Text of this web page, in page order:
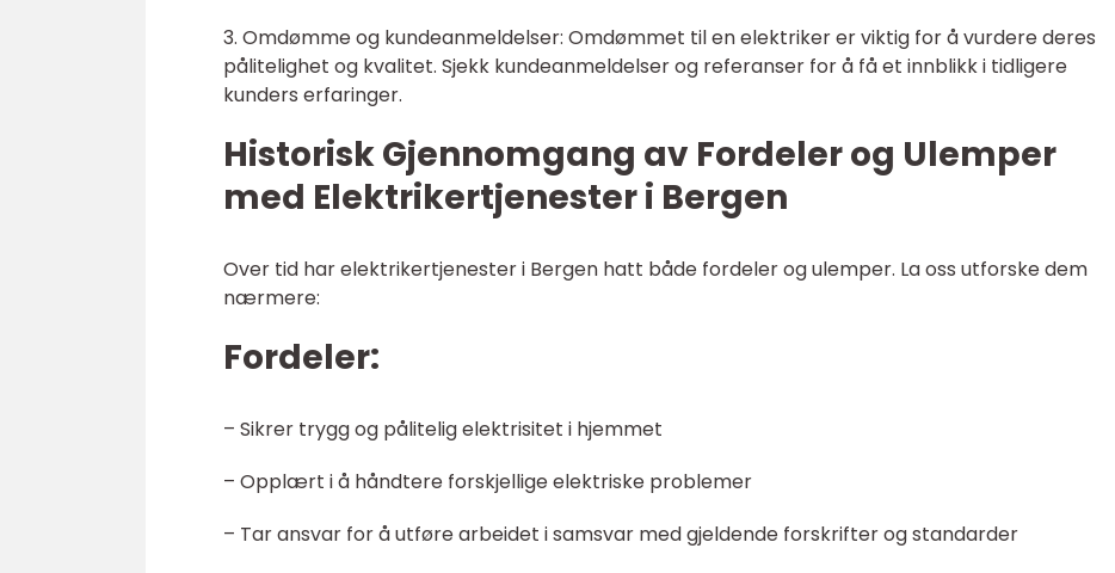
3. Omdømme og kundeanmeldelser: Omdømmet til en elektriker er viktig for å vurdere deres
pålitelighet og kvalitet. Sjekk kundeanmeldelser og referanser for å få et innblikk i tidligere
kunders erfaringer.
Historisk Gjennomgang av Fordeler og Ulemper
med Elektrikertjenester i Bergen
Over tid har elektrikertjenester i Bergen hatt både fordeler og ulemper. La oss utforske dem
nærmere:
Fordeler:
– Sikrer trygg og pålitelig elektrisitet i hjemmet
– Opplært i å håndtere forskjellige elektriske problemer
– Tar ansvar for å utføre arbeidet i samsvar med gjeldende forskrifter og standarder